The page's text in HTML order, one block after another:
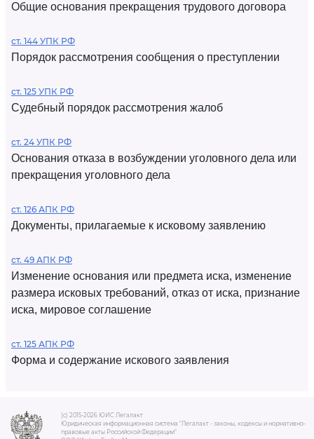
Общие основания прекращения трудового договора
ст. 144 УПК РФ
Порядок рассмотрения сообщения о преступлении
ст. 125 УПК РФ
Судебный порядок рассмотрения жалоб
ст. 24 УПК РФ
Основания отказа в возбуждении уголовного дела или
прекращения уголовного дела
ст. 126 АПК РФ
Документы, прилагаемые к исковому заявлению
ст. 49 АПК РФ
Изменение основания или предмета иска, изменение
размера исковых требований, отказ от иска, признание
иска, мировое соглашение
ст. 125 АПК РФ
Форма и содержание искового заявления
(c) 2015-2026 ЮИС Легалакт
Юридическая информационная система "Легалакт - законы, кодексы и нормативно-
правовые акты Российской Федерации"